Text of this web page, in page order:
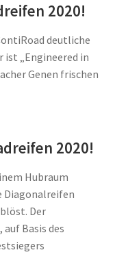
2020!
deutliche
ist „Engineered in
Genen frischen
2020!
Hubraum
Der
Basis des